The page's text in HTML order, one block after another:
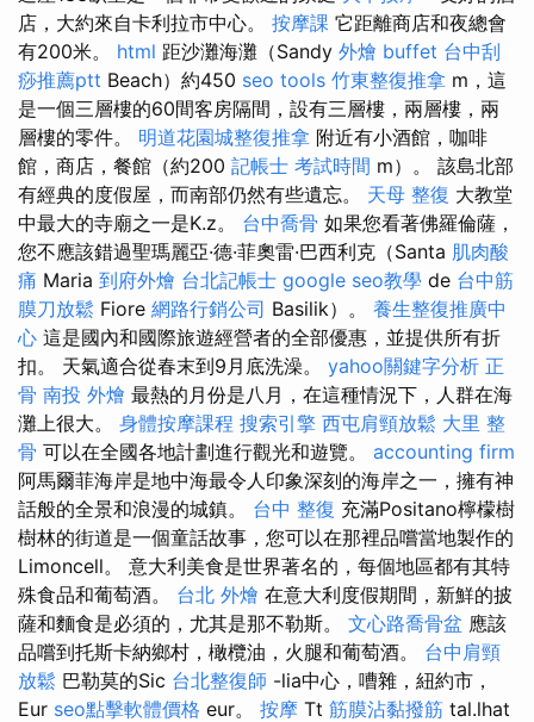
店，大約來自卡利拉市中心。 按摩課 它距離商店和夜總會
有200米。 html 距沙灘海灘（Sandy 外燴 buffet 台中刮
痧推薦ptt Beach）約450 seo tools 竹東整復推拿 m，這
是一個三層樓的60間客房隔間，設有三層樓，兩層樓，兩
層樓的零件。 明道花園城整復推拿 附近有小酒館，咖啡
館，商店，餐館（約200 記帳士 考試時間 m）。 該島北部
有經典的度假屋，而南部仍然有些遺忘。 天母 整復 大教堂
中最大的寺廟之一是K.z。 台中喬骨 如果您看著佛羅倫薩，
您不應該錯過聖瑪麗亞·德·菲奧雷·巴西利克（Santa 肌肉酸
痛 Maria 到府外燴 台北記帳士 google seo教學 de 台中筋
膜刀放鬆 Fiore 網路行銷公司 Basilik）。 養生整復推廣中
心 這是國內和國際旅遊經營者的全部優惠，並提供所有折
扣。 天氣適合從春末到9月底洗澡。 yahoo關鍵字分析 正
骨 南投 外燴 最熱的月份是八月，在這種情況下，人群在海
灘上很大。 身體按摩課程 搜索引擎 西屯肩頸放鬆 大里 整
骨 可以在全國各地計劃進行觀光和遊覽。 accounting firm
阿馬爾菲海岸是地中海最令人印象深刻的海岸之一，擁有神
話般的全景和浪漫的城鎮。 台中 整復 充滿Positano檸檬樹
樹林的街道是一個童話故事，您可以在那裡品嚐當地製作的
Limoncell。 意大利美食是世界著名的，每個地區都有其特
殊食品和葡萄酒。 台北 外燴 在意大利度假期間，新鮮的披
薩和麵食是必須的，尤其是那不勒斯。 文心路喬骨盆 應該
品嚐到托斯卡納鄉村，橄欖油，火腿和葡萄酒。 台中肩頸
放鬆 巴勒莫的Sic 台北整復師 -lia中心，嘈雜，紐約市，
Eur seo點擊軟體價格 eur。 按摩 Tt 筋膜沾黏撥筋 tal.lhat